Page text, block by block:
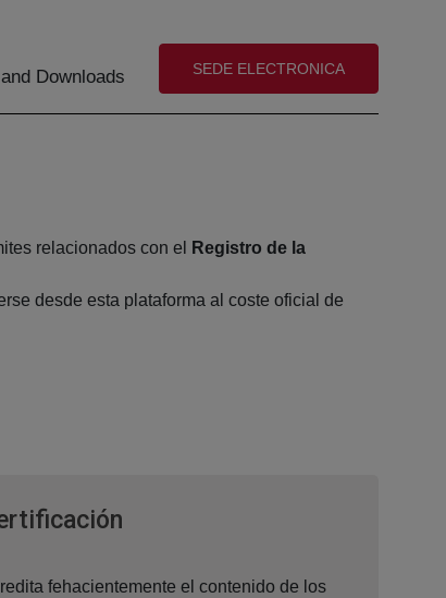
Downloads (abre en nueva ventana)
SEDE ELECTRONICA
relacionados con el
Registro de la
desde esta plataforma al coste oficial de
fehacientemente el contenido de los